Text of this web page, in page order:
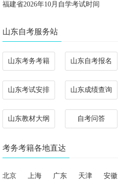
福建省2026年10月自学考试时间
山东自考服务站
山东考务考籍 山东自考报名
山东考试安排 山东成绩查询
山东教材大纲 自考问答
考务考籍各地直达
北京 上海 广东 天津 安徽